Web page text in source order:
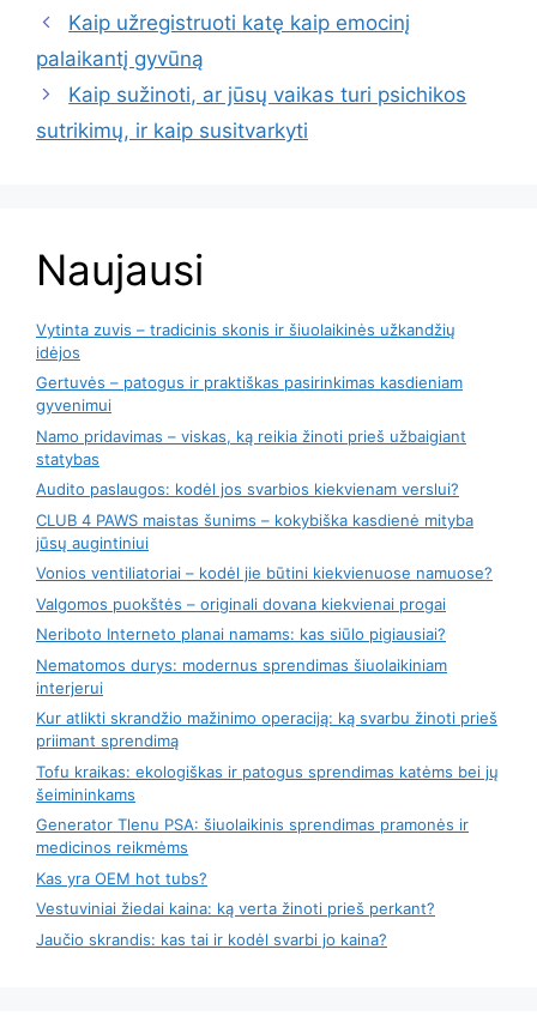
Kaip užregistruoti katę kaip emocinį
palaikantį gyvūną
Kaip sužinoti, ar jūsų vaikas turi psichikos
sutrikimų, ir kaip susitvarkyti
Naujausi
Vytinta zuvis – tradicinis skonis ir šiuolaikinės užkandžių
idėjos
Gertuvės – patogus ir praktiškas pasirinkimas kasdieniam
gyvenimui
Namo pridavimas – viskas, ką reikia žinoti prieš užbaigiant
statybas
Audito paslaugos: kodėl jos svarbios kiekvienam verslui?
CLUB 4 PAWS maistas šunims – kokybiška kasdienė mityba
jūsų augintiniui
Vonios ventiliatoriai – kodėl jie būtini kiekvienuose namuose?
Valgomos puokštės – originali dovana kiekvienai progai
Neriboto Interneto planai namams: kas siūlo pigiausiai?
Nematomos durys: modernus sprendimas šiuolaikiniam
interjerui
Kur atlikti skrandžio mažinimo operaciją: ką svarbu žinoti prieš
priimant sprendimą
Tofu kraikas: ekologiškas ir patogus sprendimas katėms bei jų
šeimininkams
Generator Tlenu PSA: šiuolaikinis sprendimas pramonės ir
medicinos reikmėms
Kas yra OEM hot tubs?
Vestuviniai žiedai kaina: ką verta žinoti prieš perkant?
Jaučio skrandis: kas tai ir kodėl svarbi jo kaina?